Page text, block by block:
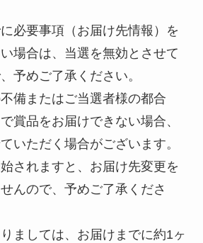
必要事項（お届け先情報）を
場合は、当選を無効とさせて
予めご了承ください。
備またはご当選者様の都合
賞品をお届けできない場合、
いただく場合がございます。
されますと、お届け先変更を
んので、予めご了承くださ
ましては、お届けまでに約1ヶ